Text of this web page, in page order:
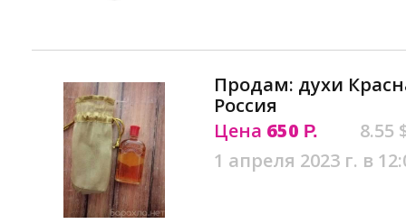
Продам: духи
Россия
Цена 650 Р.
8.55
1 апреля 2023 г. в